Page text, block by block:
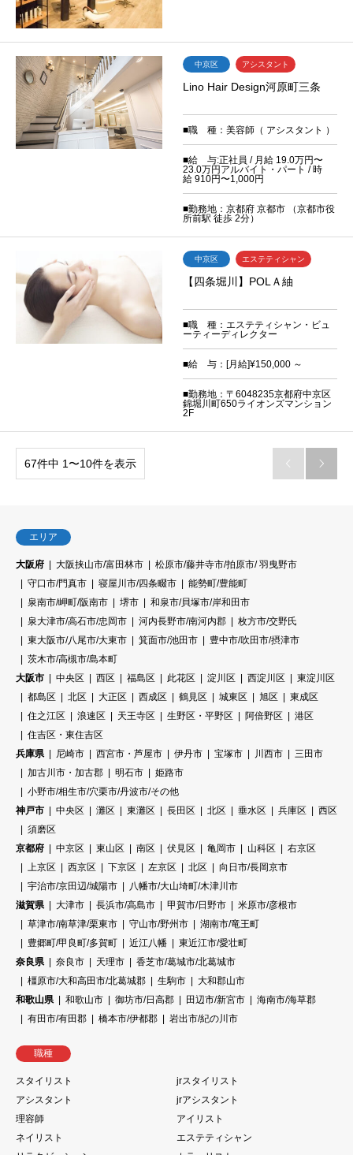
中京区 アシスタント
Lino Hair Design河原町三条
■職 種：美容師（ アシスタント ）
■給 与:正社員 / 月給 19.0万円〜
23.0万円アルバイト・パート / 時
給 910円〜1,000円
■勤務地：京都府 京都市 （京都市役
所前駅 徒歩 2分）
中京区 エステティシャン
【四条堀川】POLＡ紬
■職 種：エステティシャン・ビュ
ーティーディレクター
■給 与：[月給]¥150,000 ～
■勤務地：〒6048235京都府中京区
錦堀川町650ライオンズマンション
2F
67件中 1〜10件を表示  
エリア
大阪府 大阪挟山市/富田林市
松原市/藤井寺市/拍原市/ 羽曳野市
守口市/門真市
寝屋川市/四条畷市
能勢町/豊能町
泉南市/岬町/阪南市
堺市
和泉市/貝塚市/岸和田市
泉大津市/高石市/忠岡市
河内長野市/南河内郡
枚方市/交野氏
東大阪市/八尾市/大東市
箕面市/池田市
豊中市/吹田市/摂津市
茨木市/高槻市/島本町
大阪市
中央区 西区 福島区 此花区 淀川区 西淀川区
東淀川区
都島区
北区 大正区 西成区 鶴見区 城東区 旭区
東成区
住之江区
浪速区 天王寺区 生野区・平野区 阿倍野区
港区
住吉区・東住吉区
兵庫県
尼崎市 西宮市・芦屋市 伊丹市 宝塚市 川西市
三田市
加古川市・加古郡
明石市
姫路市
小野市/相生市/穴栗市/丹波市/その他
神戸市
中央区 灘区 東灘区 長田区 北区 垂水区 兵庫区
西区
須磨区
京都府
中京区 東山区 南区 伏見区 亀岡市 山科区
右京区
上京区
西京区 下京区 左京区 北区
向日市/長岡京市
宇治市/京田辺/城陽市
八幡市/大山埼町/木津川市
滋賀県
大津市 長浜市/高島市 甲賀市/日野市
米原市/彦根市
草津市/南草津/栗東市
守山市/野州市
湖南市/竜王町
豊郷町/甲良町/多賀町
近江八幡
東近江市/愛壮町
奈良県
奈良市 天理市
香芝市/葛城市/北葛城市
橿原市/大和高田市/北葛城郡
生駒市
大和郡山市
和歌山県
和歌山市 御坊市/日高郡 田辺市/新宮市
海南市/海草郡
有田市/有田郡
橋本市/伊都郡 岩出市/紀の川市
職種
スタイリスト
jrスタイリスト
アシスタント
jrアシスタント
理容師
アイリスト
ネイリスト
エステティシャン